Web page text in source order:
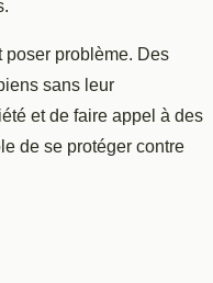
poser problème. Des
sans leur
et de faire appel à des
de se protéger contre